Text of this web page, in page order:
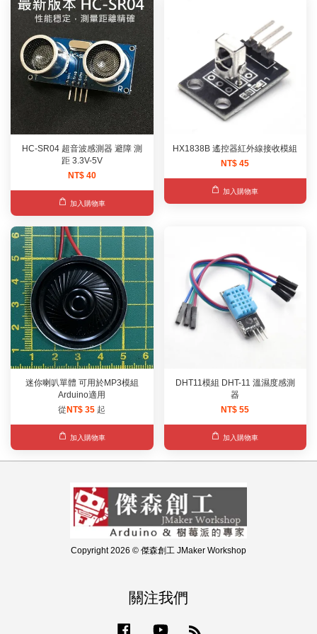
HC-SR04 超音波感測器 避障 測
距 3.3V-5V
NT$ 40
加入購物車
HX1838B 遙控器紅外線接收模組
NT$ 45
加入購物車
迷你喇叭單體 可用於MP3模組
Arduino適用
從 NT$ 35 起
加入購物車
DHT11模組 DHT-11 溫濕度感測
器
NT$ 55
加入購物車
Copyright 2026 © 傑森創工 JMaker Workshop
關注我們
Facebook YouTube